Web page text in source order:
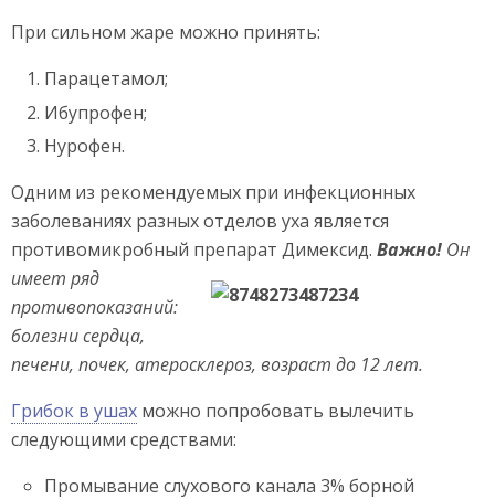
При сильном жаре можно принять:
Парацетамол;
Ибупрофен;
Нурофен.
Одним из рекомендуемых при инфекционных
заболеваниях разных отделов уха является
противомикробный препарат Димексид. Важно! Он
имеет ряд
противопоказаний:
болезни сердца,
печени, почек, атеросклероз, возраст до 12 лет.
Грибок в ушах можно попробовать вылечить
следующими средствами:
Промывание слухового канала 3% борной